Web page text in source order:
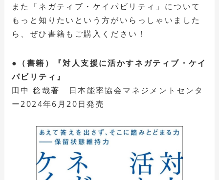
また「ネガティブ・ケイパビリティ」について
もっと知りたいという方がいらっしゃいました
ら、ぜひ書籍もご購入ください！
●（書籍）『対人支援に活かすネガティブ・ケイ
パビリティ』
田中 稔哉著 日本能率協会マネジメントセンタ
ー2024年6月20日発売